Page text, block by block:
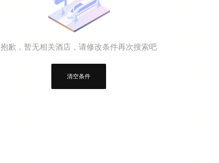
抱歉，暂无相关酒店，请修改条件再次搜索吧
清空条件